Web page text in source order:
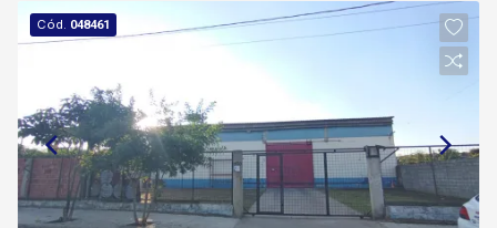
Cód. 048461